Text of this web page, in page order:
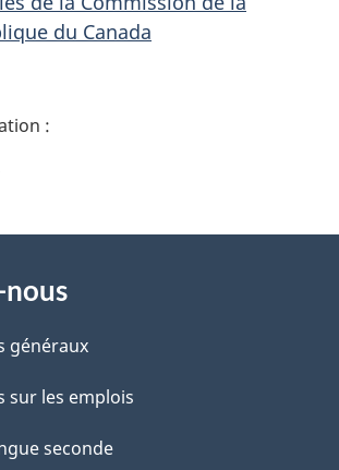
du Canada
généraux
sur les emplois
seconde